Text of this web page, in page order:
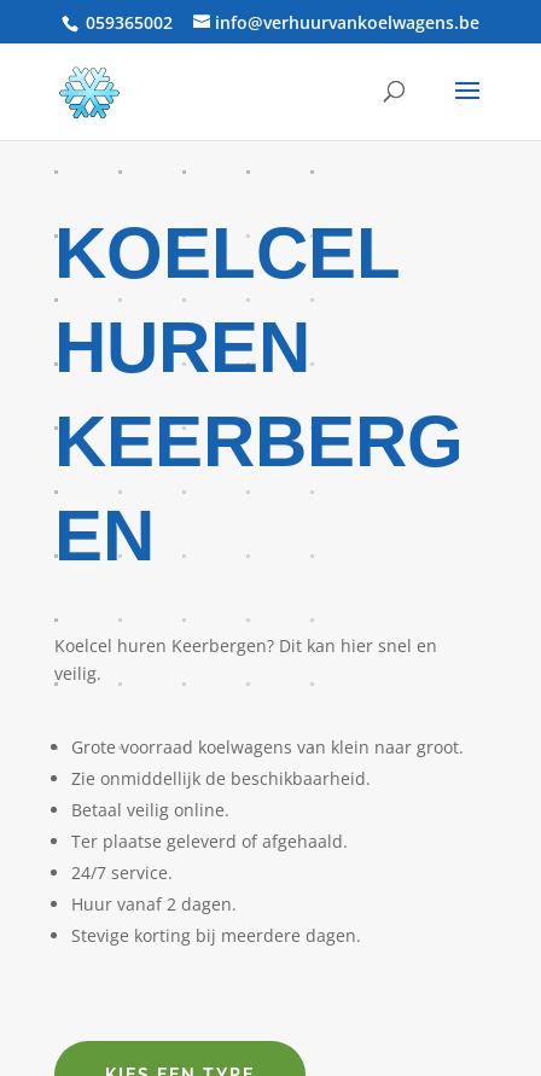
059365002 info@verhuurvankoelwagens.be
KOELCEL
HUREN
KEERBERG
EN
Koelcel huren Keerbergen? Dit kan hier snel en
veilig.
Grote voorraad koelwagens van klein naar groot.
Zie onmiddellijk de beschikbaarheid.
Betaal veilig online.
Ter plaatse geleverd of afgehaald.
24/7 service.
Huur vanaf 2 dagen.
Stevige korting bij meerdere dagen.